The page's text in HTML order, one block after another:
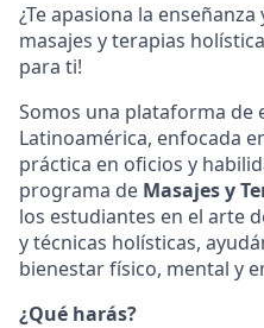
¿Te apasiona la
masajes y terapias
para ti!
Somos una plataforma de
Latinoamérica, enfocada
práctica en oficios y
programa de Masajes y
los estudiantes en el arte
y técnicas holísticas,
bienestar físico, mental y
¿Qué harás?